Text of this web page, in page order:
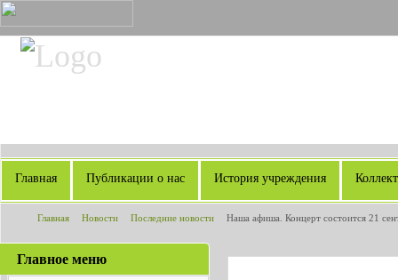
Главная Публикации о нас История учреждения
Главная Новости Последние новости Наша афиша. Концерт состоится 21
Главное меню